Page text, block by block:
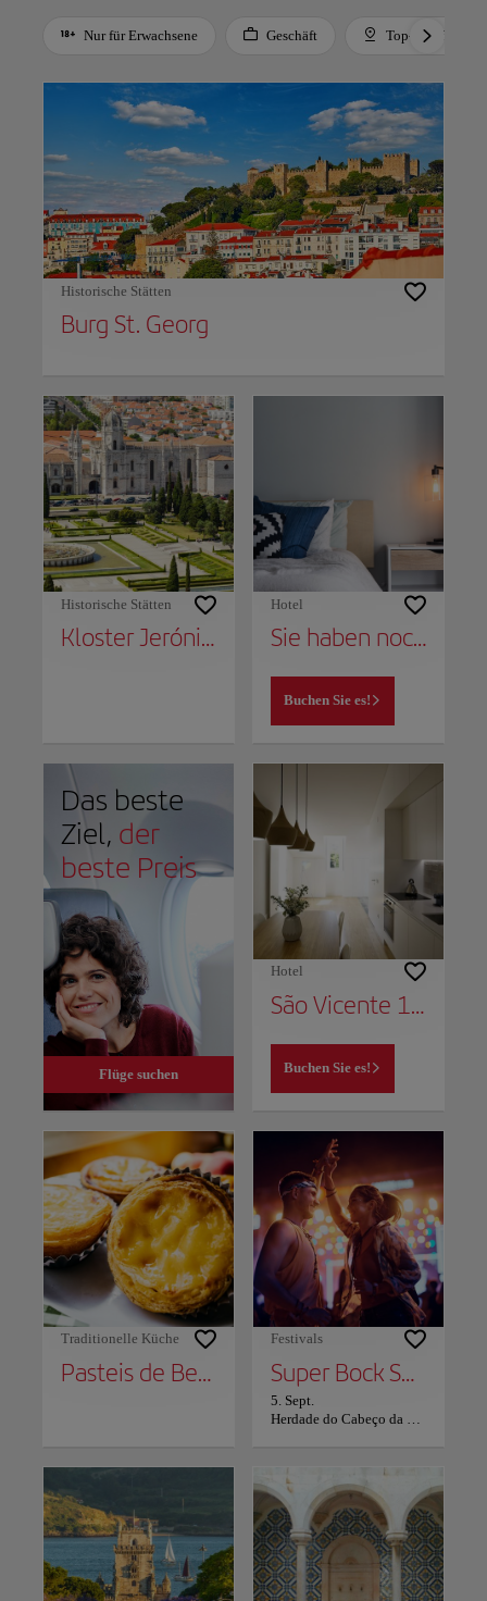
Nur für Erwachsene Geschäft
Top-
Historische Stätten
Burg St. Georg
Historische Stätten
Kloster Jerónimos
Hotel
Sie haben noch keinen Ort, um noch zu bleiben?
Buchen Sie es!
Das beste
Ziel, der
beste Preis
Flüge suchen
Hotel
São Vicente 1797 Apartments
Buchen Sie es!
Traditionelle Küche
Pasteis de Belém
Festivals
Super Bock Super Rock
5. Sept.